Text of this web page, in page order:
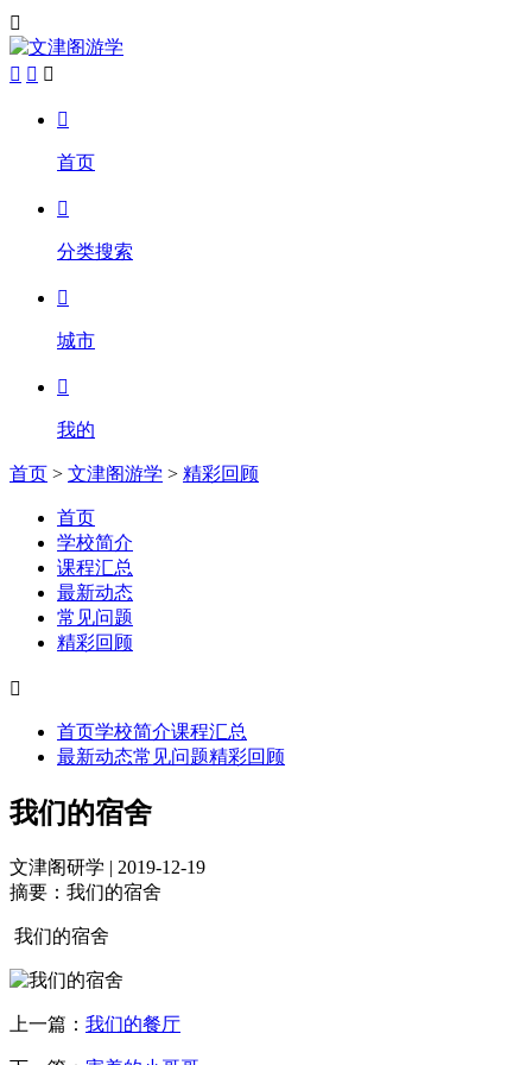

  

首页

分类搜索

城市

我的
首页 > 文津阁游学 > 精彩回顾
首页
学校简介
课程汇总
最新动态
常见问题
精彩回顾

首页学校简介课程汇总
最新动态常见问题精彩回顾
我们的宿舍
文津阁研学 | 2019-12-19
摘要： 我们的宿舍
我们的宿舍
上一篇： 我们的餐厅